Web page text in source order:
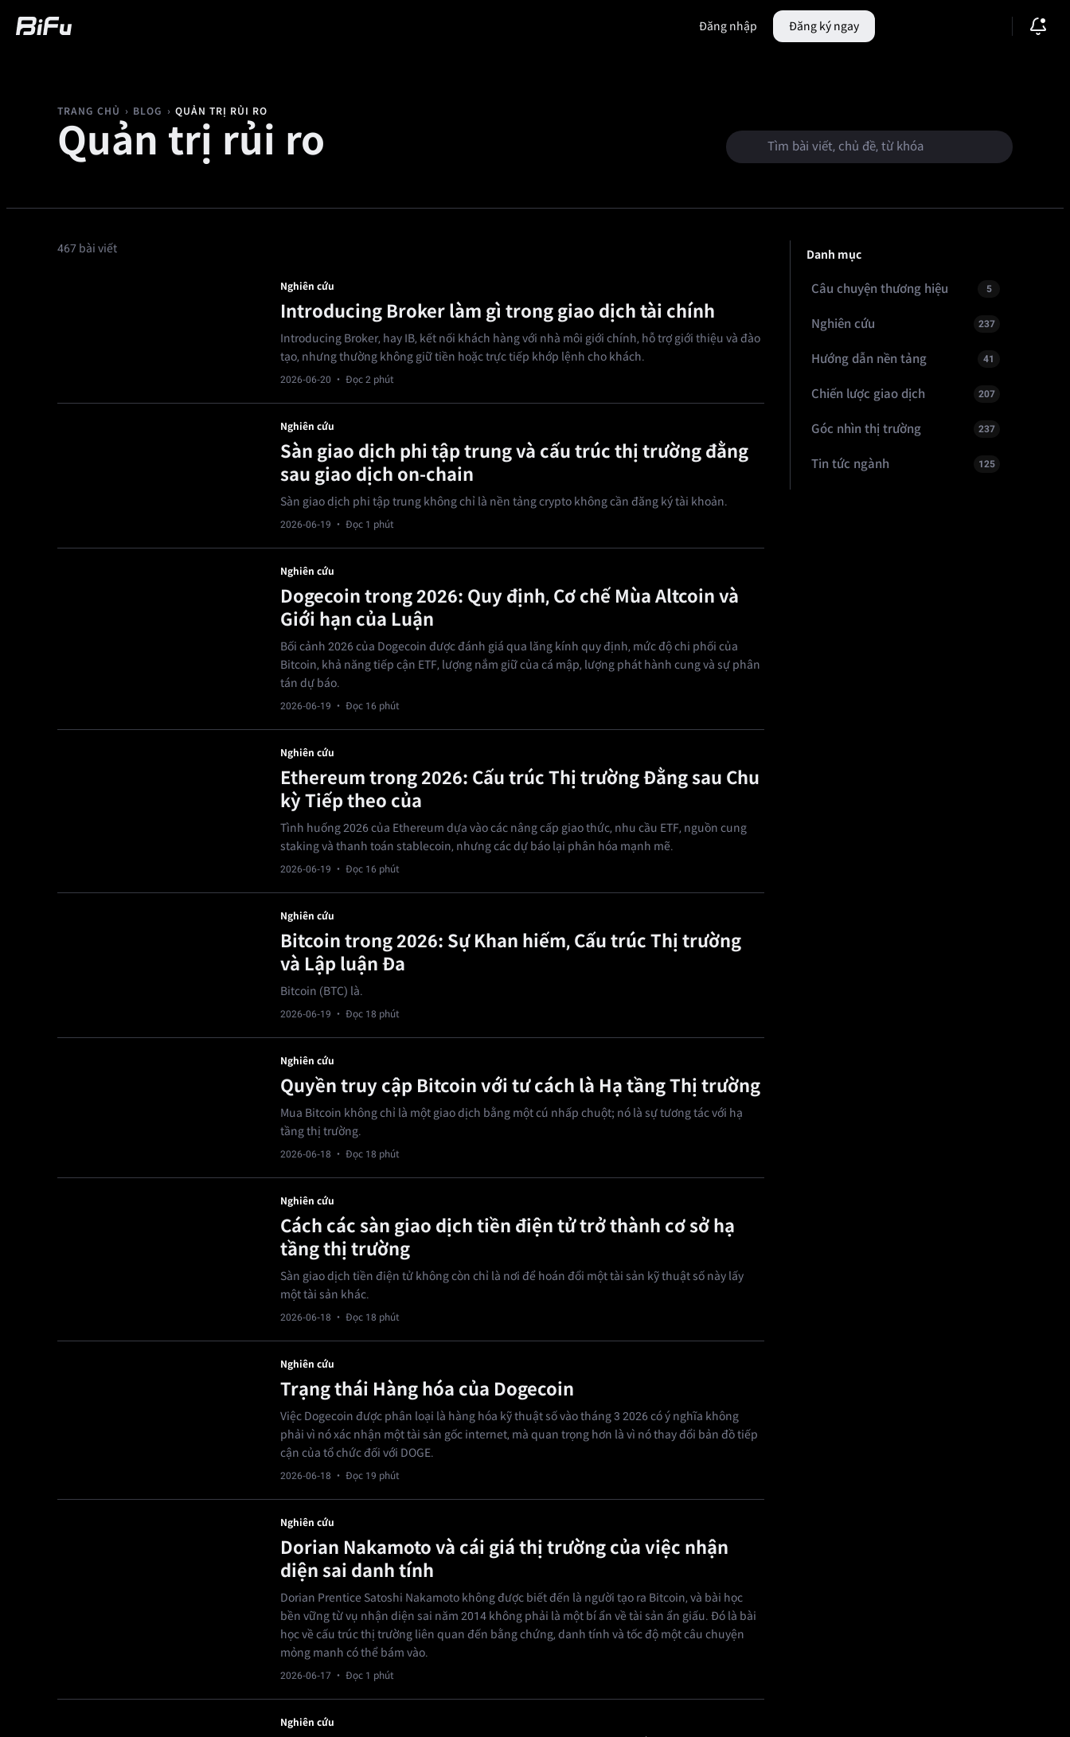
Đăng nhập Đăng ký ngay
TRANG CHỦ › BLOG › QUẢN TRỊ RỦI RO
Quản trị rủi ro
467 bài viết
Nghiên cứu
Introducing Broker làm gì trong giao dịch tài chính
Introducing Broker, hay IB, kết nối khách hàng với nhà môi giới chính, hỗ trợ giới thiệu và đào
tạo, nhưng thường không giữ tiền hoặc trực tiếp khớp lệnh cho khách.
2026-06-20 · Đọc 2 phút
Nghiên cứu
Sàn giao dịch phi tập trung và cấu trúc thị trường đằng
sau giao dịch on-chain
Sàn giao dịch phi tập trung không chỉ là nền tảng crypto không cần đăng ký tài khoản.
2026-06-19 · Đọc 1 phút
Nghiên cứu
Dogecoin trong 2026: Quy định, Cơ chế Mùa Altcoin và
Giới hạn của Luận
Bối cảnh 2026 của Dogecoin được đánh giá qua lăng kính quy định, mức độ chi phối của
Bitcoin, khả năng tiếp cận ETF, lượng nắm giữ của cá mập, lượng phát hành cung và sự phân
tán dự báo.
2026-06-19 · Đọc 16 phút
Nghiên cứu
Ethereum trong 2026: Cấu trúc Thị trường Đằng sau Chu
kỳ Tiếp theo của
Tình huống 2026 của Ethereum dựa vào các nâng cấp giao thức, nhu cầu ETF, nguồn cung
staking và thanh toán stablecoin, nhưng các dự báo lại phân hóa mạnh mẽ.
2026-06-19 · Đọc 16 phút
Nghiên cứu
Bitcoin trong 2026: Sự Khan hiếm, Cấu trúc Thị trường
và Lập luận Đa
Bitcoin (BTC) là.
2026-06-19 · Đọc 18 phút
Nghiên cứu
Quyền truy cập Bitcoin với tư cách là Hạ tầng Thị trường
Mua Bitcoin không chỉ là một giao dịch bằng một cú nhấp chuột; nó là sự tương tác với hạ
tầng thị trường.
2026-06-18 · Đọc 18 phút
Nghiên cứu
Cách các sàn giao dịch tiền điện tử trở thành cơ sở hạ
tầng thị trường
Sàn giao dịch tiền điện tử không còn chỉ là nơi để hoán đổi một tài sản kỹ thuật số này lấy
một tài sản khác.
2026-06-18 · Đọc 18 phút
Nghiên cứu
Trạng thái Hàng hóa của Dogecoin
Việc Dogecoin được phân loại là hàng hóa kỹ thuật số vào tháng 3 2026 có ý nghĩa không
phải vì nó xác nhận một tài sản gốc internet, mà quan trọng hơn là vì nó thay đổi bản đồ tiếp
cận của tổ chức đối với DOGE.
2026-06-18 · Đọc 19 phút
Nghiên cứu
Dorian Nakamoto và cái giá thị trường của việc nhận
diện sai danh tính
Dorian Prentice Satoshi Nakamoto không được biết đến là người tạo ra Bitcoin, và bài học
bền vững từ vụ nhận diện sai năm 2014 không phải là một bí ẩn về tài sản ẩn giấu. Đó là bài
học về cấu trúc thị trường liên quan đến bằng chứng, danh tính và tốc độ một câu chuyện
mỏng manh có thể bám vào.
2026-06-17 · Đọc 1 phút
Nghiên cứu
Danh mục
Câu chuyện thương hiệu 5
Nghiên cứu 237
Hướng dẫn nền tảng 41
Chiến lược giao dịch 207
Góc nhìn thị trường 237
Tin tức ngành 125